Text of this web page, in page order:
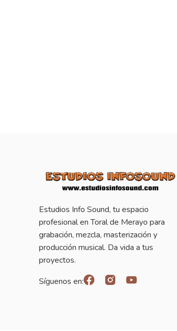
Estudios Info Sound, tu espacio
profesional en Toral de Merayo para
grabación, mezcla, masterización y
producción musical. Da vida a tus
proyectos.
Síguenos en: